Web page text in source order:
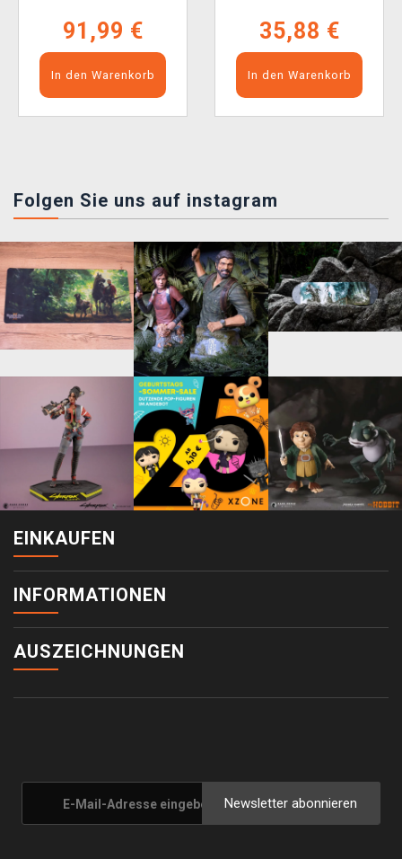
91,99 €
In den Warenkorb
35,88 €
In den Warenkorb
Folgen Sie uns auf instagram
EINKAUFEN
INFORMATIONEN
AUSZEICHNUNGEN
Newsletter abonnieren